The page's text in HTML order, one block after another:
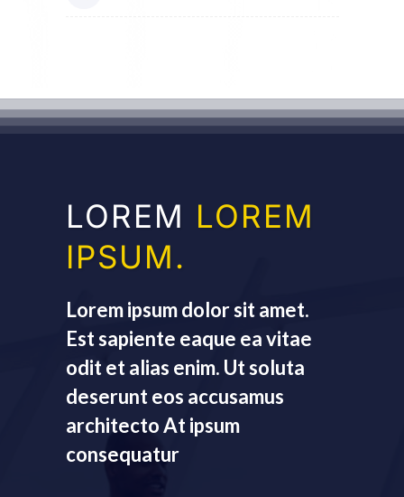
LOREM LOREM
IPSUM.
Lorem ipsum dolor sit amet.
Est sapiente eaque ea vitae
odit et alias enim. Ut soluta
deserunt eos accusamus
architecto At ipsum
consequatur